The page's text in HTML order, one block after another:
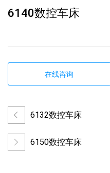
6140数控车床
在线咨询
6132数控车床
6150数控车床